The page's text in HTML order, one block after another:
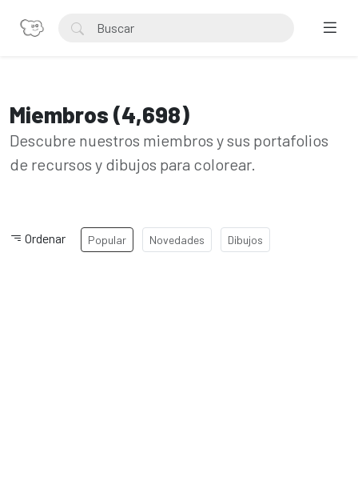
Miembros (4,698)
Descubre nuestros miembros y sus portafolios
de recursos y dibujos para colorear.
Ordenar Popular Novedades Dibujos